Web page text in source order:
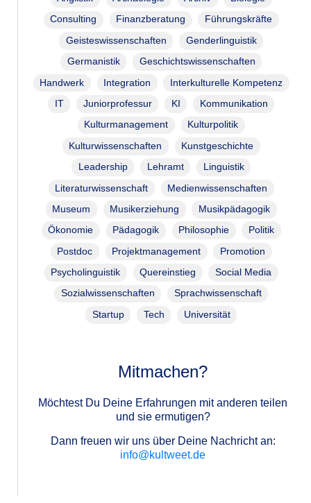
Consulting Finanzberatung Führungskräfte
Geisteswissenschaften Genderlinguistik
Germanistik Geschichtswissenschaften
Handwerk Integration Interkulturelle Kompetenz
IT Juniorprofessur KI Kommunikation
Kulturmanagement Kulturpolitik
Kulturwissenschaften Kunstgeschichte
Leadership Lehramt Linguistik
Literaturwissenschaft Medienwissenschaften
Museum Musikerziehung Musikpädagogik
Ökonomie Pädagogik Philosophie Politik
Postdoc Projektmanagement Promotion
Psycholinguistik Quereinstieg Social Media
Sozialwissenschaften Sprachwissenschaft
Startup Tech Universität
Mitmachen?
Möchtest Du Deine Erfahrungen mit anderen teilen
und sie ermutigen?
Dann freuen wir uns über Deine Nachricht an:
info@kultweet.de